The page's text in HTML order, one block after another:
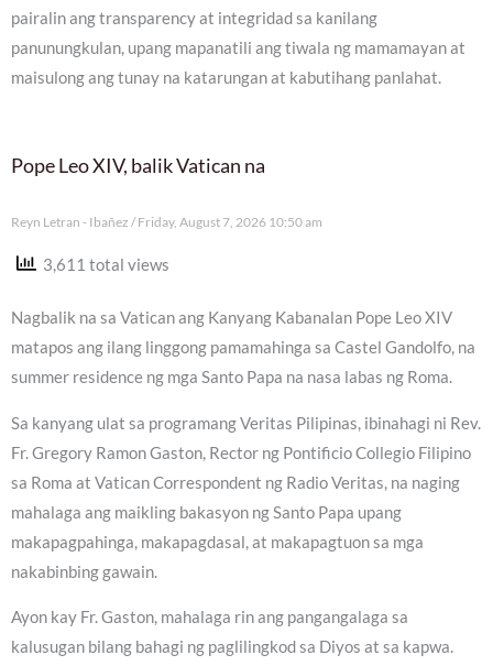
pairalin ang transparency at integridad sa kanilang
panunungkulan, upang mapanatili ang tiwala ng mamamayan at
maisulong ang tunay na katarungan at kabutihang panlahat.
Pope Leo XIV, balik Vatican na
Reyn Letran - Ibañez Friday, August 7, 2026 10:50 am
3,611 total views
Nagbalik na sa Vatican ang Kanyang Kabanalan Pope Leo XIV
matapos ang ilang linggong pamamahinga sa Castel Gandolfo, na
summer residence ng mga Santo Papa na nasa labas ng Roma.
Sa kanyang ulat sa programang Veritas Pilipinas, ibinahagi ni Rev.
Fr. Gregory Ramon Gaston, Rector ng Pontificio Collegio Filipino
sa Roma at Vatican Correspondent ng Radio Veritas, na naging
mahalaga ang maikling bakasyon ng Santo Papa upang
makapagpahinga, makapagdasal, at makapagtuon sa mga
nakabinbing gawain.
Ayon kay Fr. Gaston, mahalaga rin ang pangangalaga sa
kalusugan bilang bahagi ng paglilingkod sa Diyos at sa kapwa.